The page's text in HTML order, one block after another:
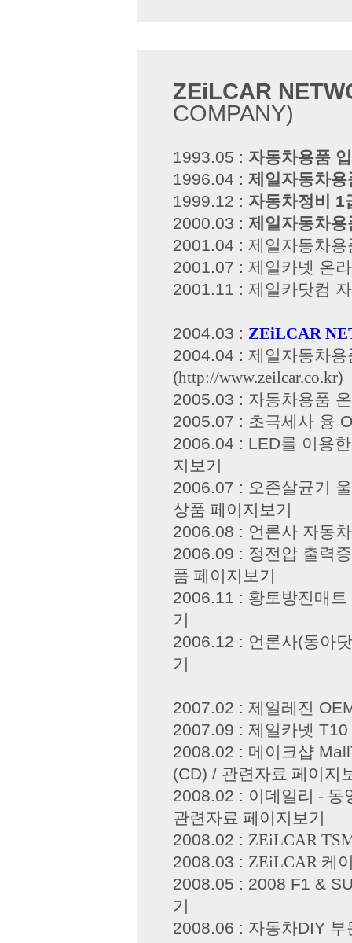
ZEiLCAR
COMPANY)
1993.05 : 자동차용품
1996.04 : 제일자동차
1999.12 : 자동차정비 1
2000.03 : 제일자동차
2001.04 : 제일자동차
2001.07 : 제일카넷 온
2001.11 : 제일카닷컴
2004.03 : ZEiLCAR
2004.04 : 제일자동차
(http://www.zeilcar.co.kr)
2005.03 : 자동차용품
2005.07 : 초극세사 융
2006.04 : LED를 이용
지보기
2006.07 : 오존살균기
상품 페이지보기
2006.08 : 언론사 자동
2006.09 : 정전압 출력
품 페이지보기
2006.11 : 황토방진매
기
2006.12 : 언론사(동아
기
2007.02 : 제일레진
2007.09 : 제일카넷
2008.02 : 메이크샵
(CD) / 관련자료 페이지
2008.02 : 이데일리 - 동
관련자료 페이지보기
2008.02 : ZEiLCAR
2008.03 : ZEiLCAR 케
2008.05 : 2008 F1 &
기
2008.06 : 자동차DIY